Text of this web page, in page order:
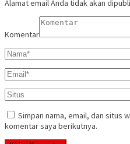
Alamat email Anda tidak akan
Komentar
Simpan nama, email, dan situs
komentar saya berikutnya.